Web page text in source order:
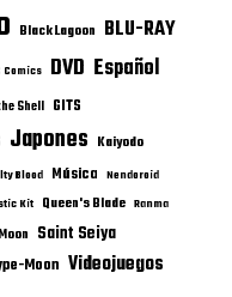
Black Lagoon BLU-RAY
Comics DVD Español
Shell GITS
Japones Kaiyodo
Blood Música Nendoroid
Kit Queen's Blade Ranma
Saint Seiya
Moon Videojuegos